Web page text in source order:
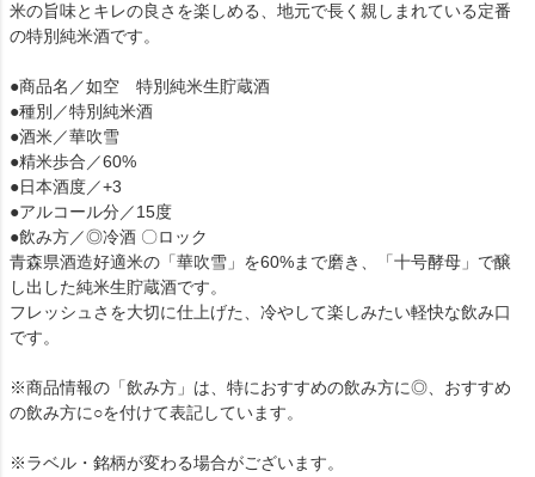
米の旨味とキレの良さを楽しめる、地元で長く親しまれている定番
の特別純米酒です。
●商品名／如空 特別純米生貯蔵酒
●種別／特別純米酒
●酒米／華吹雪
●精米歩合／60%
●日本酒度／+3
●アルコール分／15度
●飲み方／◎冷酒 〇ロック
青森県酒造好適米の「華吹雪」を60%まで磨き、「十号酵母」で醸
し出した純米生貯蔵酒です。
フレッシュさを大切に仕上げた、冷やして楽しみたい軽快な飲み口
です。
※商品情報の「飲み方」は、特におすすめの飲み方に◎、おすすめ
の飲み方に○を付けて表記しています。
※ラベル・銘柄が変わる場合がございます。